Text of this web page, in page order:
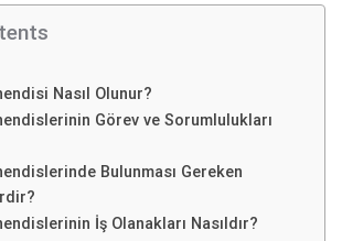
Nasıl Olunur?
Görev ve Sorumlulukları
Bulunması Gereken
İş Olanakları Nasıldır?